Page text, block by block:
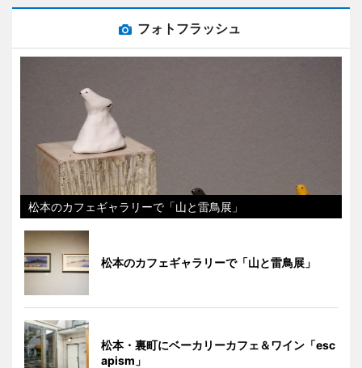
フォトフラッシュ
松本のカフェギャラリーで「山と雷鳥展」
松本のカフェギャラリーで「山と雷鳥展」
松本・裏町にベーカリーカフェ＆ワイン「esc
apism」